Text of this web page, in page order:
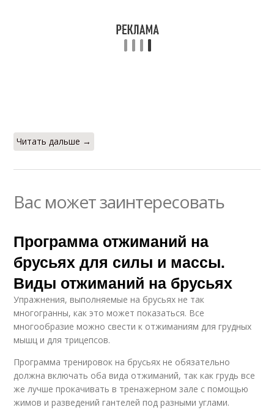
Читать дальше →
Вас может заинтересовать
Программа отжиманий на
брусьях для силы и массы.
Виды отжиманий на брусьях
Упражнения, выполняемые на брусьях не так
многогранны, как это может показаться. Все
многообразие можно свести к отжиманиям для грудных
мышц и для трицепсов.
Программа тренировок на брусьях не обязательно
должна включать оба вида отжиманий, так как грудь все
же лучше прокачивать в тренажерном зале с помощью
жимов и разведений гантелей под разными углами.